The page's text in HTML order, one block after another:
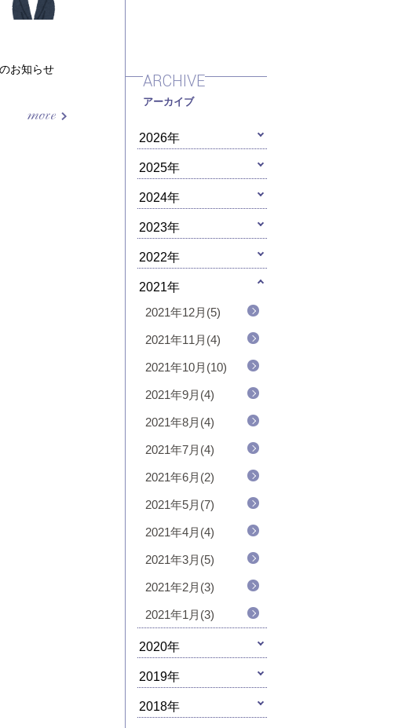
お知らせ
ARCHIVE
アーカイブ
2026年
2025年
2024年
2023年
2022年
2021年
2021年12月(5)
2021年11月(4)
2021年10月(10)
2021年9月(4)
2021年8月(4)
2021年7月(4)
2021年6月(2)
2021年5月(7)
2021年4月(4)
2021年3月(5)
2021年2月(3)
2021年1月(3)
2020年
2019年
2018年